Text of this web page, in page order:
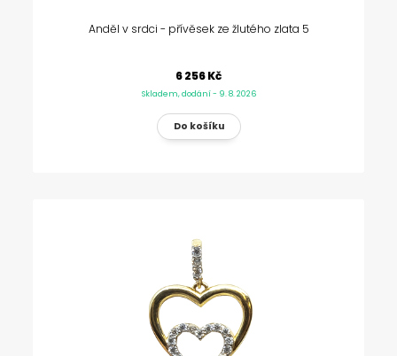
Anděl v srdci - přívěsek ze žlutého zlata 5
6 256 Kč
Skladem, dodání - 9. 8. 2026